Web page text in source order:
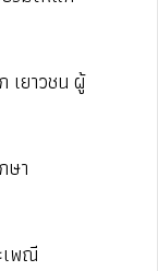
เยาวชน ผู้
ษา
เพณี